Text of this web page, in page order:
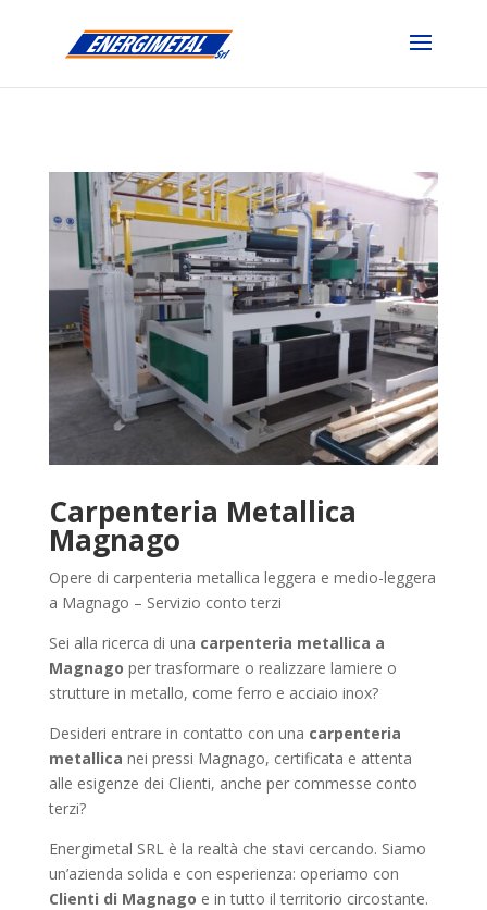
Carpenteria Metallica
Magnago
Opere di carpenteria metallica leggera e medio-leggera
a Magnago – Servizio conto terzi
Sei alla ricerca di una carpenteria metallica a
Magnago per trasformare o realizzare lamiere o
strutture in metallo, come ferro e acciaio inox?
Desideri entrare in contatto con una carpenteria
metallica nei pressi Magnago, certificata e attenta
alle esigenze dei Clienti, anche per commesse conto
terzi?
Energimetal SRL è la realtà che stavi cercando. Siamo
un’azienda solida e con esperienza: operiamo con
Clienti di Magnago e in tutto il territorio circostante.